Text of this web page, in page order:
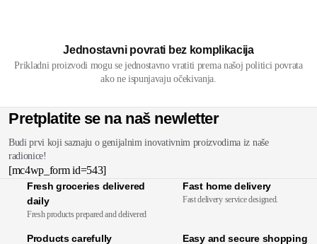
Jednostavni povrati bez komplikacija
Prikladni proizvodi mogu se jednostavno vratiti prema našoj politici povrata
ako ne ispunjavaju očekivanja.
Pretplatite se na naš newletter
Budi prvi koji saznaju o genijalnim inovativnim proizvodima iz naše
radionice!
[mc4wp_form id=543]
Fresh groceries delivered
daily
Fresh products prepared and delivered
Fast home delivery
Fast delivery service designed.
Products carefully
Easy and secure shopping